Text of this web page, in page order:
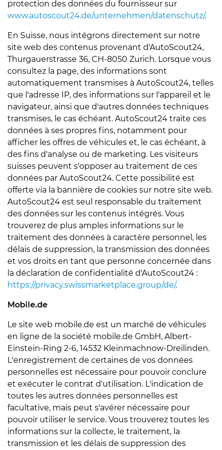
protection des données du fournisseur sur
www.autoscout24.de/unternehmen/datenschutz/.
En Suisse, nous intégrons directement sur notre
site web des contenus provenant d'AutoScout24,
Thurgauerstrasse 36, CH-8050 Zurich. Lorsque vous
consultez la page, des informations sont
automatiquement transmises à AutoScout24, telles
que l'adresse IP, des informations sur l'appareil et le
navigateur, ainsi que d'autres données techniques
transmises, le cas échéant. AutoScout24 traite ces
données à ses propres fins, notamment pour
afficher les offres de véhicules et, le cas échéant, à
des fins d'analyse ou de marketing. Les visiteurs
suisses peuvent s'opposer au traitement de ces
données par AutoScout24. Cette possibilité est
offerte via la bannière de cookies sur notre site web.
AutoScout24 est seul responsable du traitement
des données sur les contenus intégrés. Vous
trouverez de plus amples informations sur le
traitement des données à caractère personnel, les
délais de suppression, la transmission des données
et vos droits en tant que personne concernée dans
la déclaration de confidentialité d'AutoScout24 :
https://privacy.swissmarketplace.group/de/.
Mobile.de
Le site web mobile.de est un marché de véhicules
en ligne de la société mobile.de GmbH, Albert-
Einstein-Ring 2-6, 14532 Kleinmachnow-Dreilinden.
L'enregistrement de certaines de vos données
personnelles est nécessaire pour pouvoir conclure
et exécuter le contrat d'utilisation. L'indication de
toutes les autres données personnelles est
facultative, mais peut s'avérer nécessaire pour
pouvoir utiliser le service. Vous trouverez toutes les
informations sur la collecte, le traitement, la
transmission et les délais de suppression des